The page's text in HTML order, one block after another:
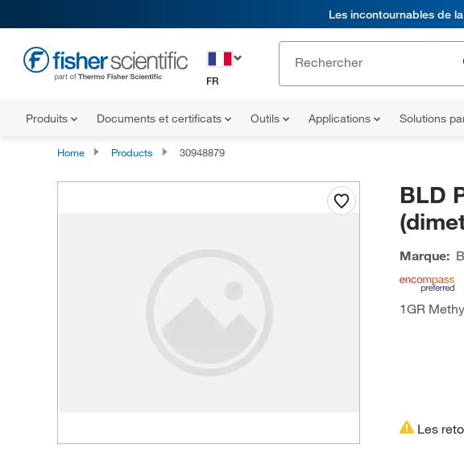
Les incontournables de
FR
Produits Documents et certificats Outils Applications Solutions
Home Products 30948879
BLD
Marque:
1GR
Les